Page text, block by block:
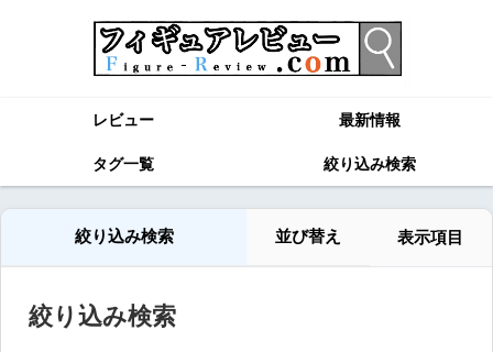
レビュー 最新情報
タグ一覧 絞り込み検索
絞り込み検索 並び替え 表示項目
絞り込み検索